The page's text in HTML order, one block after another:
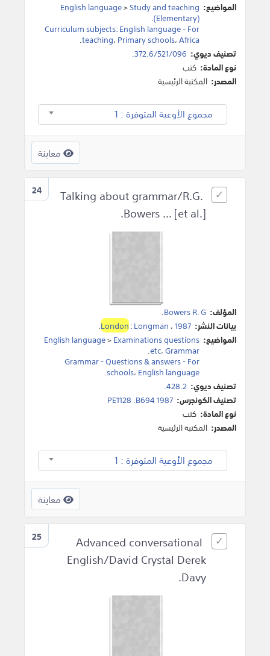
المواضيع:
English language>Study and teaching
(Elementary)
.
Curriculum subjects: English language - For
teaching، Primary schools،Africa
.
تصنيف ديوي: 372.6/521/096.
نوع المادة: كتب
المصدر: المكتبة الرئيسية
مجموع الأوعية المتوفرة : 1
معاينة
24
Talking about grammar/R.G.
Bowers ... [et al.].
المؤلف: Bowers R. G
.
بيانات النشر:
London:Longman ،1987
.
المواضيع:
English language>Examinations questions
etc،Grammar
.
Grammar - Questions & answers - For
schools، English language
.
تصنيف ديوي: 428.2.
تصنيف الكونجرس: PE1128 .B694 1987
نوع المادة: كتب
المصدر: المكتبة الرئيسية
مجموع الأوعية المتوفرة : 1
معاينة
25
Advanced conversational
English/David Crystal Derek
Davy.